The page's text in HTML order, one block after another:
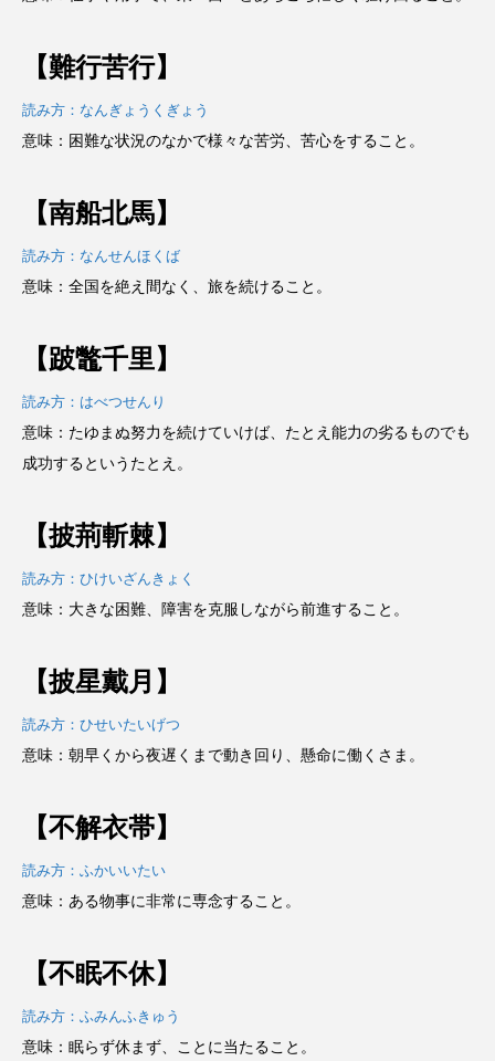
【難行苦行】
読み方：なんぎょうくぎょう
意味：困難な状況のなかで様々な苦労、苦心をすること。
【南船北馬】
読み方：なんせんほくば
意味：全国を絶え間なく、旅を続けること。
【跛鼈千里】
読み方：はべつせんり
意味：たゆまぬ努力を続けていけば、たとえ能力の劣るものでも
成功するというたとえ。
【披荊斬棘】
読み方：ひけいざんきょく
意味：大きな困難、障害を克服しながら前進すること。
【披星戴月】
読み方：ひせいたいげつ
意味：朝早くから夜遅くまで動き回り、懸命に働くさま。
【不解衣帯】
読み方：ふかいいたい
意味：ある物事に非常に専念すること。
【不眠不休】
読み方：ふみんふきゅう
意味：眠らず休まず、ことに当たること。